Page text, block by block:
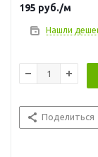
195 руб./м
Нашли
Поделиться